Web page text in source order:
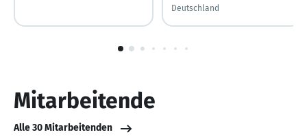
Deutschland
1
Mitarbeitende
Alle 30 Mitarbeitenden